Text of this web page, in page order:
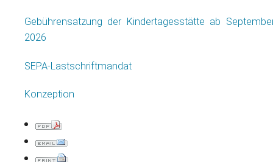
Gebührensatzung der Kindertagesstätte ab
2026
SEPA-Lastschriftmandat
Konzeption